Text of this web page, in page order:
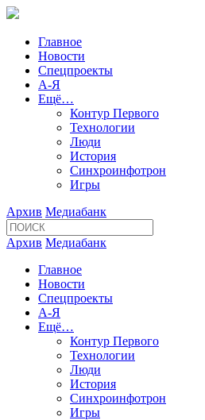
Главное
Новости
Спецпроекты
А-Я
Ещё…
Контур Первого
Технологии
Люди
История
Синхроинфотрон
Игры
Архив Медиабанк
Архив Медиабанк
Главное
Новости
Спецпроекты
А-Я
Ещё…
Контур Первого
Технологии
Люди
История
Синхроинфотрон
Игры